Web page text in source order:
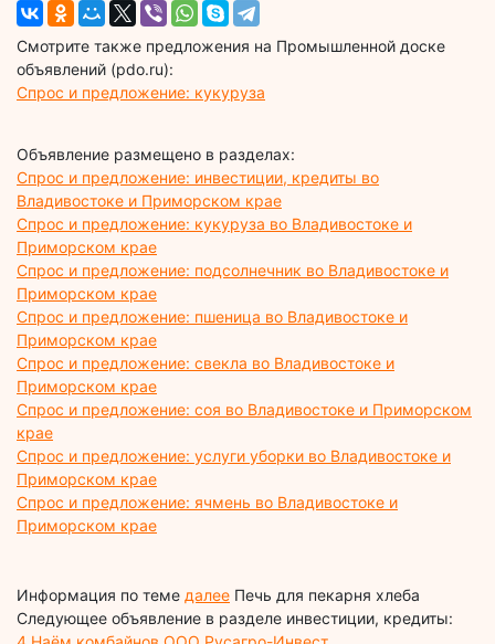
Смотрите также предложения на Промышленной доске
объявлений (pdo.ru):
Спрос и предложение: кукуруза
Объявление размещено в разделах:
Спрос и предложение: инвестиции, кредиты во
Владивостоке и Приморском крае
Спрос и предложение: кукуруза во Владивостоке и
Приморском крае
Спрос и предложение: подсолнечник во Владивостоке и
Приморском крае
Спрос и предложение: пшеница во Владивостоке и
Приморском крае
Спрос и предложение: свекла во Владивостоке и
Приморском крае
Спрос и предложение: соя во Владивостоке и Приморском
крае
Спрос и предложение: услуги уборки во Владивостоке и
Приморском крае
Спрос и предложение: ячмень во Владивостоке и
Приморском крае
Информация по теме далее Печь для пекарня хлеба
Следующее объявление в разделе инвестиции, кредиты: